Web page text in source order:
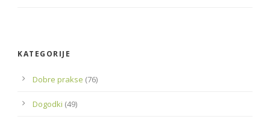
KATEGORIJE
Dobre prakse (76)
Dogodki (49)